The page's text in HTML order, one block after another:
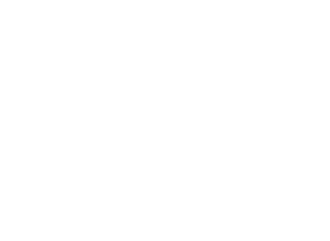
de endurance